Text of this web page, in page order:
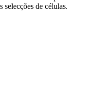
de células.